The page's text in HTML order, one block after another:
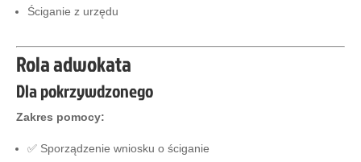
Ściganie z urzędu
Rola adwokata
Dla pokrzywdzonego
Zakres pomocy:
✅ Sporządzenie wniosku o ściganie